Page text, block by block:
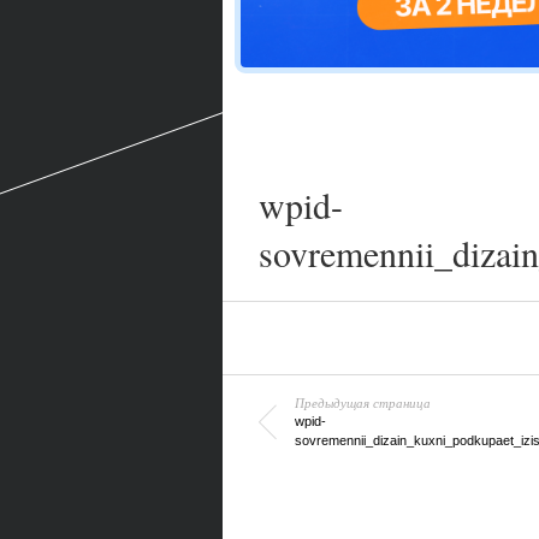
wpid-
Предыдущая страница
wpid-